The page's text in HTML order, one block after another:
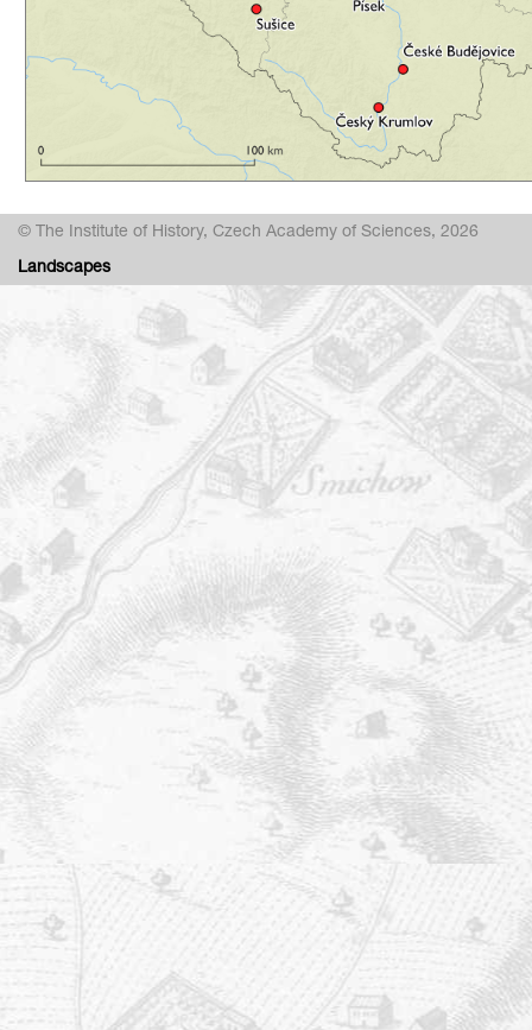
© The Institute of History, Czech Academy of Sciences, 2026
Landscapes